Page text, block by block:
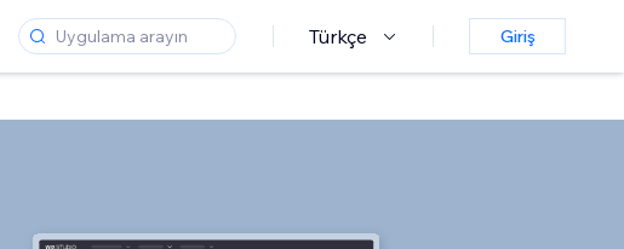
Türkçe Giriş